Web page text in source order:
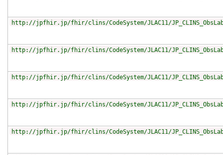
http://jpfhir.jp/fhir/clins/CodeSystem/JLAC11/
http://jpfhir.jp/fhir/clins/CodeSystem/JLAC11/
http://jpfhir.jp/fhir/clins/CodeSystem/JLAC11/
http://jpfhir.jp/fhir/clins/CodeSystem/JLAC11/
http://jpfhir.jp/fhir/clins/CodeSystem/JLAC11/